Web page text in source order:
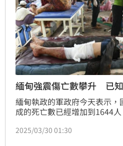
緬甸強震傷亡數攀升 已
緬甸執政的軍政府今天表示
成的死亡數已經增加到1644
2025/03/30 01:30